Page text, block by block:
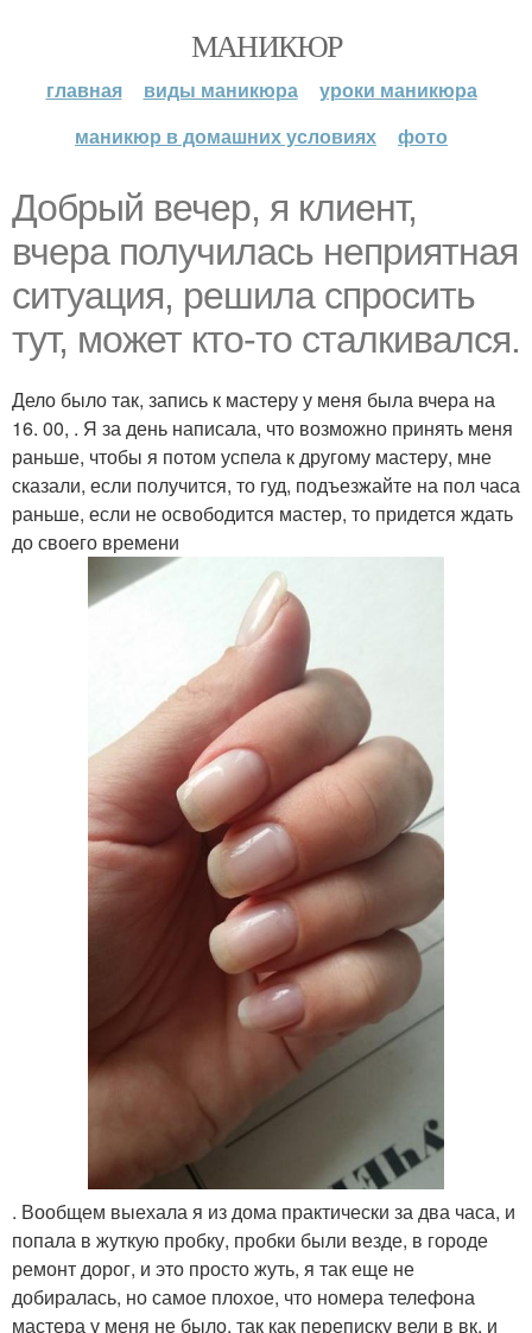
МАНИКЮР
главная виды маникюра
уроки маникюра
маникюр в домашних условиях
фото
Добрый вечер, я клиент,
вчера получилась неприятная
ситуация, решила спросить
тут, может кто-то сталкивался.
Дело было так, запись к мастеру у меня была вчера на
16. 00, . Я за день написала, что возможно принять меня
раньше, чтобы я потом успела к другому мастеру, мне
сказали, если получится, то гуд, подъезжайте на пол часа
раньше, если не освободится мастер, то придется ждать
до своего времени
. Вообщем выехала я из дома практически за два часа, и
попала в жуткую пробку, пробки были везде, в городе
ремонт дорог, и это просто жуть, я так еще не
добиралась, но самое плохое, что номера телефона
мастера у меня не было, так как переписку вели в вк, и